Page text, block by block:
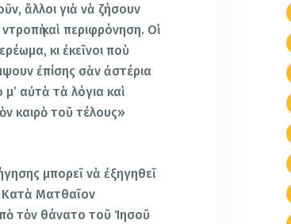
ἄλλοι γιὰ νὰ ζήσουν
καὶ περιφρόνηση. Οἱ
κι ἐκεῖνοι ποὺ
ἐπίσης σὰν ἀστέρια
μ’ αὐτὰ τὰ λόγια καὶ
καιρὸ τοῦ τέλους»
μπορεῖ νὰ ἐξηγηθεῖ
Κατὰ Ματθαῖον
τὸν θάνατο τοῦ Ἰησοῦ